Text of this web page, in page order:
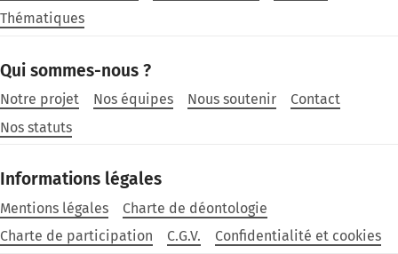
Thématiques
Qui sommes-nous ?
Notre projet Nos équipes Nous soutenir
Contact
Nos statuts
Informations légales
Mentions légales
Charte de déontologie
Charte de participation
C.G.V. Confidentialité et cookies